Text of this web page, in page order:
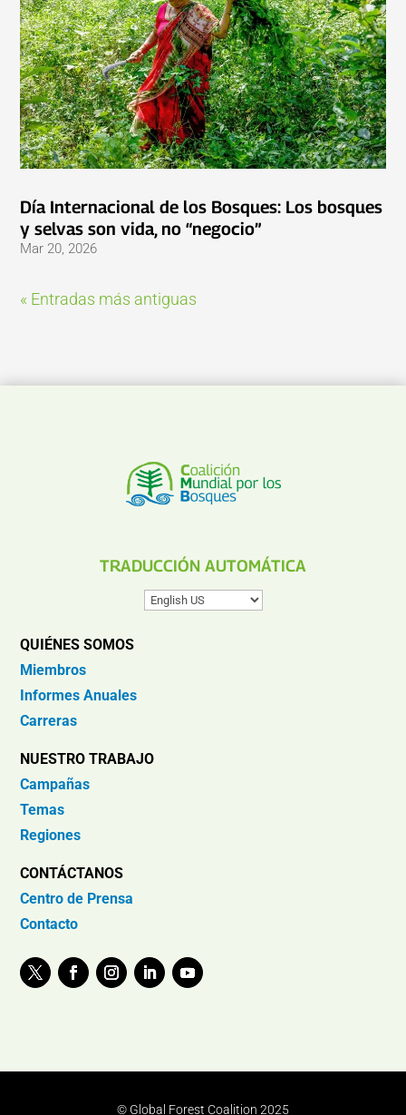
Día Internacional de los Bosques: Los bosques
y selvas son vida, no “negocio”
Mar 20, 2026
« Entradas más antiguas
TRADUCCIÓN AUTOMÁTICA
QUIÉNES SOMOS
Miembros
Informes Anuales
Carreras
NUESTRO TRABAJO
Campañas
Temas
Regiones
CONTÁCTANOS
Centro de Prensa
Contacto
© Global Forest Coalition 2025